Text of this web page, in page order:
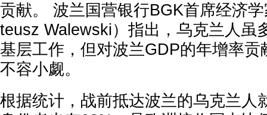
贡献。 波兰国营银行BGK首席经济
teusz Walewski）指出，乌克兰人虽
基层工作，但对波兰GDP的年增率
不容小觑。
根据统计，战前抵达波兰的乌克兰人